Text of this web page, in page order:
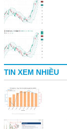
TIN XEM NHIỀU